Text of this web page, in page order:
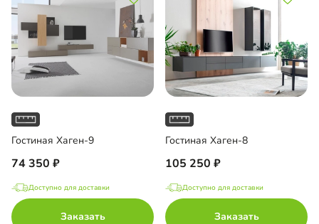
Гостиная Хаген-9
74 350
Доступно для доставки
Заказать
Гостиная Хаген-8
105 250
Доступно для доставки
Заказать